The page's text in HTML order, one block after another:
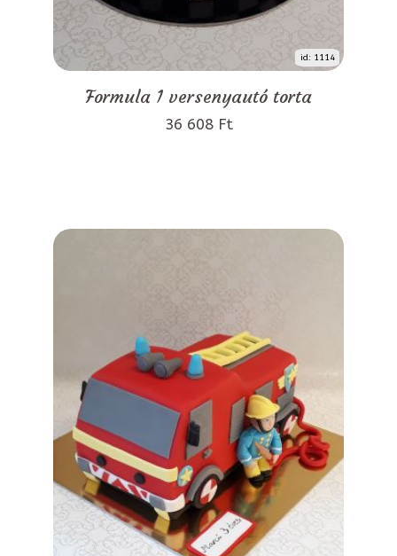
id: 1114
Formula 1 versenyautó torta
36 608 Ft